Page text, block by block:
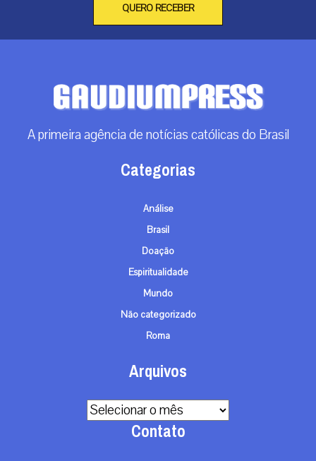
QUERO RECEBER
A primeira agência de notícias católicas do Brasil
Categorias
Análise
Brasil
Doação
Espiritualidade
Mundo
Não categorizado
Roma
Arquivos
Arquivos
Contato